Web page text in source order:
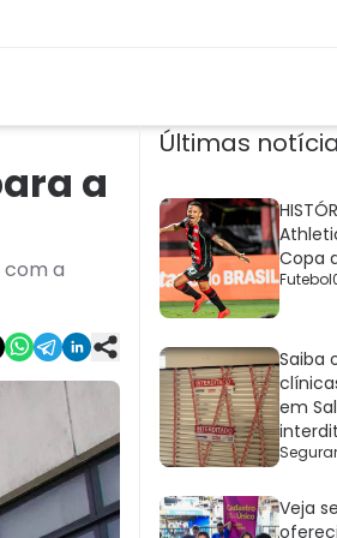
a
com a
Últimas
Copa
Futebol
Saiba
em
Veja